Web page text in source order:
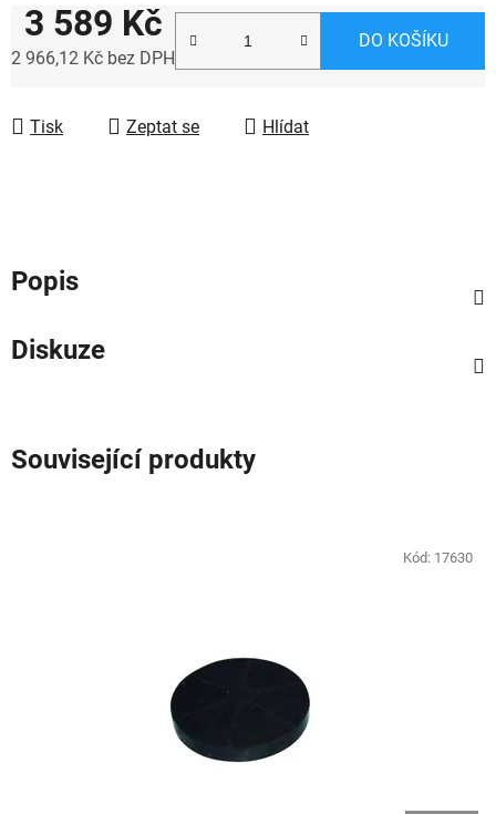
3 589 Kč
2 966,12 Kč bez DPH
DO KOŠÍKU
Tisk Zeptat se Hlídat
Popis
Diskuze
Související produkty
Kód: 17630